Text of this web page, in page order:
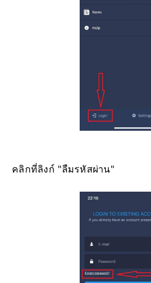
คลิกที่ลิงก์ "ลืมรหัสผ่าน"